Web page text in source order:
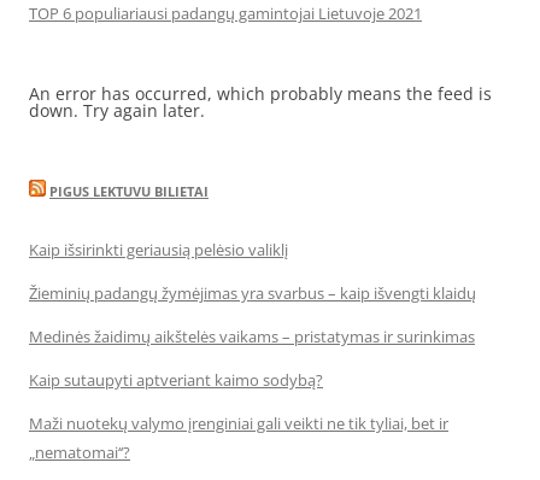
TOP 6 populiariausi padangų gamintojai Lietuvoje 2021
An error has occurred, which probably means the feed is
down. Try again later.
PIGUS LEKTUVU BILIETAI
Kaip išsirinkti geriausią pelėsio valiklį
Žieminių padangų žymėjimas yra svarbus – kaip išvengti klaidų
Medinės žaidimų aikštelės vaikams – pristatymas ir surinkimas
Kaip sutaupyti aptveriant kaimo sodybą?
Maži nuotekų valymo įrenginiai gali veikti ne tik tyliai, bet ir
„nematomai‘‘?